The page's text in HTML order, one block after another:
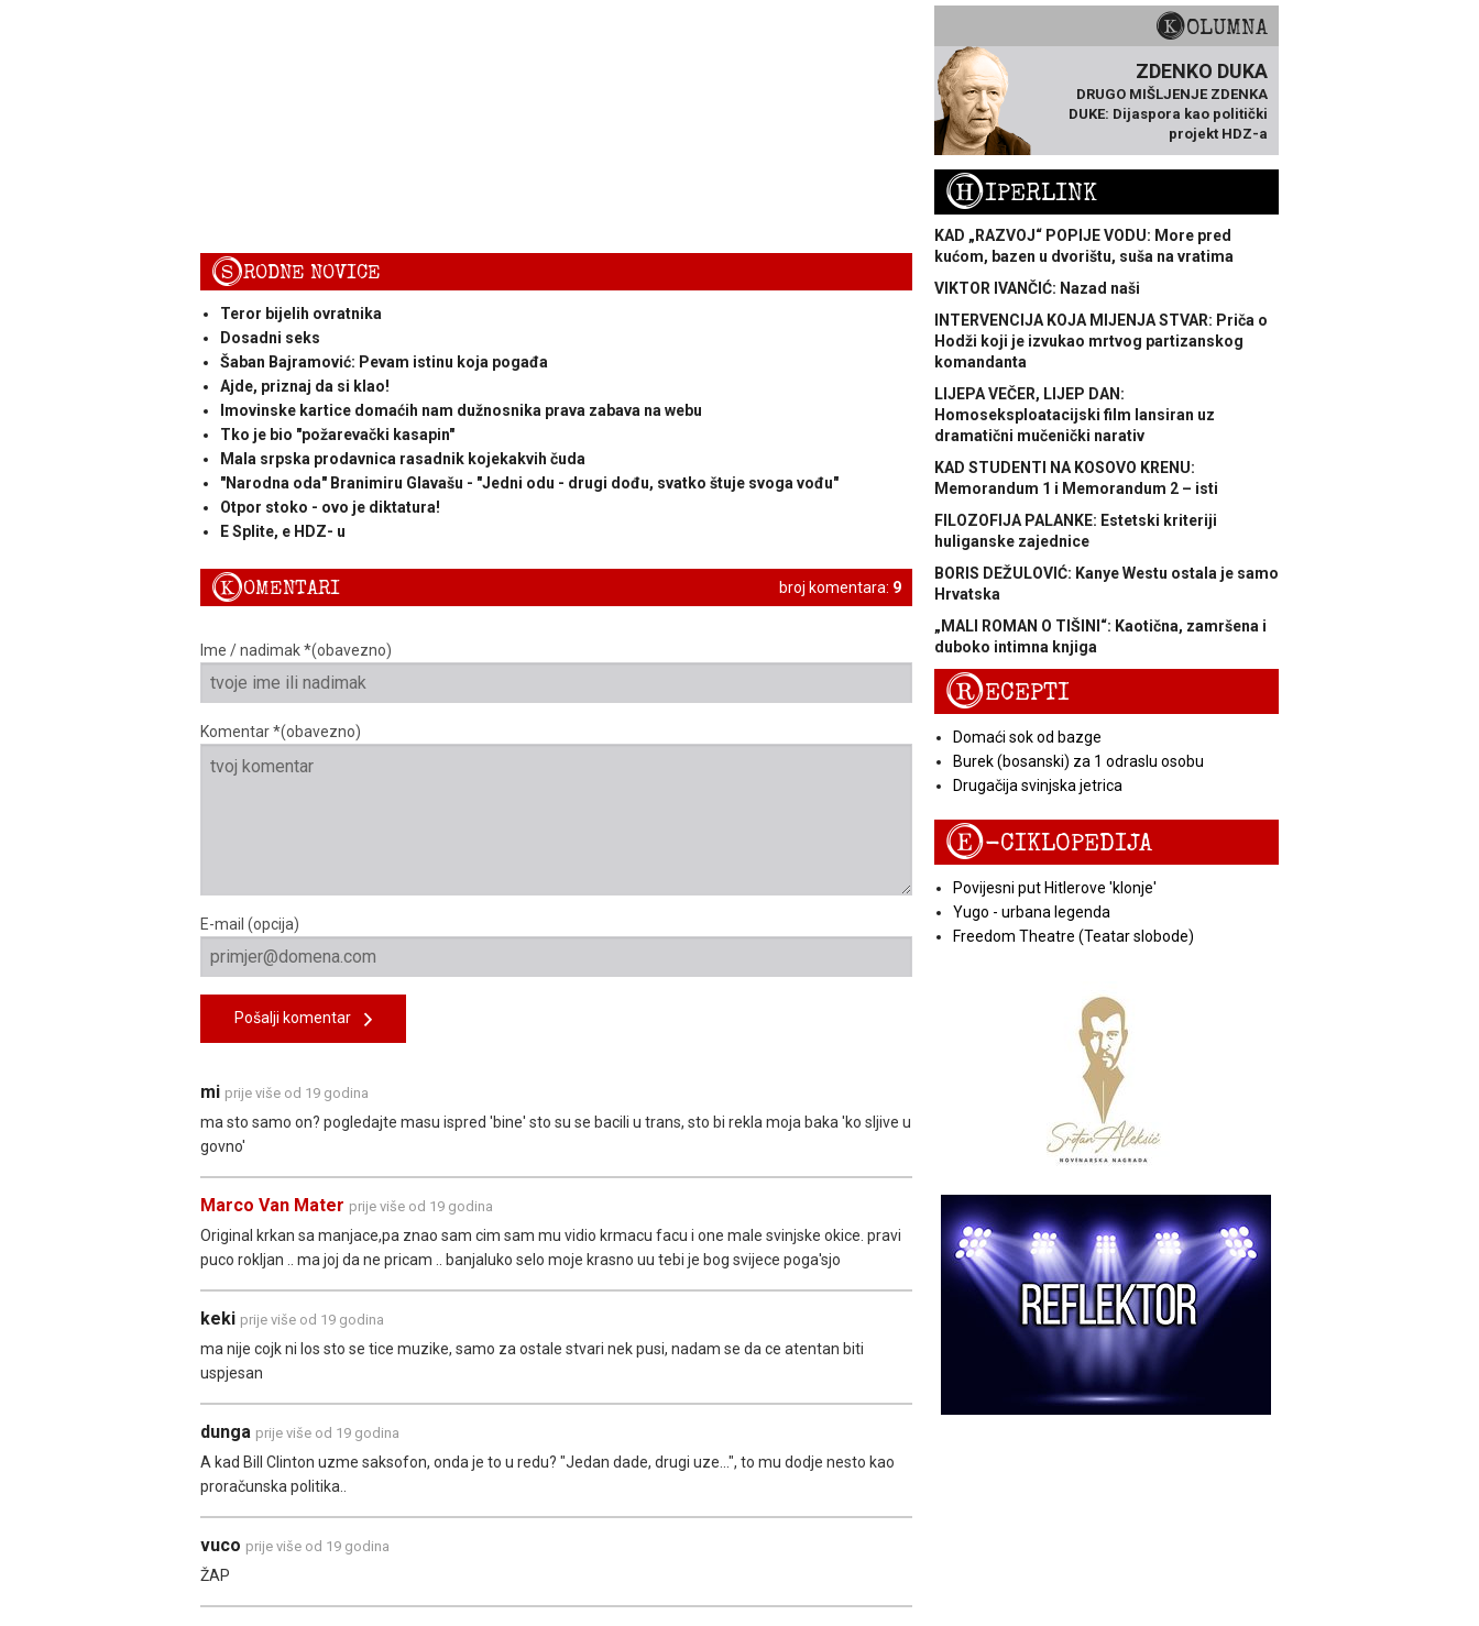
SRODNE NOVICE
Teror bijelih ovratnika
Dosadni seks
Šaban Bajramović: Pevam istinu koja pogađa
Ajde, priznaj da si klao!
Imovinske kartice domaćih nam dužnosnika prava zabava na webu
Tko je bio "požarevački kasapin"
Mala srpska prodavnica rasadnik kojekakvih čuda
"Narodna oda" Branimiru Glavašu - "Jedni odu - drugi dođu, svatko štuje svoga vođu"
Otpor stoko - ovo je diktatura!
E Splite, e HDZ- u
broj komentara: 9
KOMENTARI
Ime / nadimak *(obavezno)
Komentar *(obavezno)
E-mail (opcija)
Pošalji komentar
mi prije više od 19 godina
ma sto samo on? pogledajte masu ispred 'bine' sto su se bacili u trans, sto bi rekla moja baka 'ko sljive u
govno'
Marco Van Mater prije više od 19 godina
Original krkan sa manjace,pa znao sam cim sam mu vidio krmacu facu i one male svinjske okice. pravi
puco rokljan .. ma joj da ne pricam .. banjaluko selo moje krasno uu tebi je bog svijece poga'sjo
keki prije više od 19 godina
ma nije cojk ni los sto se tice muzike, samo za ostale stvari nek pusi, nadam se da ce atentan biti
uspjesan
dunga prije više od 19 godina
A kad Bill Clinton uzme saksofon, onda je to u redu? "Jedan dade, drugi uze...", to mu dodje nesto kao
proračunska politika..
vuco prije više od 19 godina
ŽAP
KOLUMNA
ZDENKO DUKA
DRUGO MIŠLJENJE ZDENKA
DUKE: Dijaspora kao politički
projekt HDZ-a
HIPERLINK
KAD „RAZVOJ“ POPIJE VODU: More pred
kućom, bazen u dvorištu, suša na vratima
VIKTOR IVANČIĆ: Nazad naši
INTERVENCIJA KOJA MIJENJA STVAR: Priča o
Hodži koji je izvukao mrtvog partizanskog
komandanta
LIJEPA VEČER, LIJEP DAN:
Homoseksploatacijski film lansiran uz
dramatični mučenički narativ
KAD STUDENTI NA KOSOVO KRENU:
Memorandum 1 i Memorandum 2 – isti
FILOZOFIJA PALANKE: Estetski kriteriji
huliganske zajednice
BORIS DEŽULOVIĆ: Kanye Westu ostala je samo
Hrvatska
„MALI ROMAN O TIŠINI“: Kaotična, zamršena i
duboko intimna knjiga
RECEPTI
Domaći sok od bazge
Burek (bosanski) za 1 odraslu osobu
Drugačija svinjska jetrica
E-CIKLOPEDIJA
Povijesni put Hitlerove 'klonje'
Yugo - urbana legenda
Freedom Theatre (Teatar slobode)